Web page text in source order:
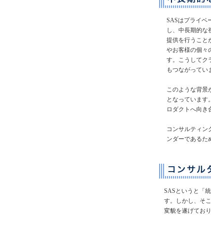
SASはプライベ
し、中長期的な
提供を行うこと
やお客様の個々
す。こうしてク
もつながってい
このような背景
となっています
ロダクトへ向き
コンサルティン
ンダーであるた
SASというと「
す。しかし、そ
変貌を遂げてお